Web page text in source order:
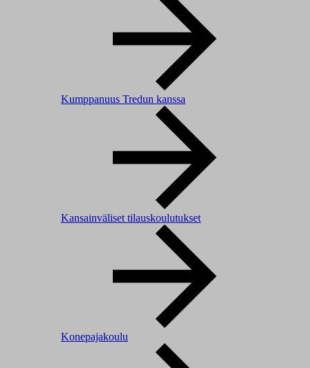
Kumppanuus Tredun kanssa
Kansainväliset tilauskoulutukset
Konepajakoulu